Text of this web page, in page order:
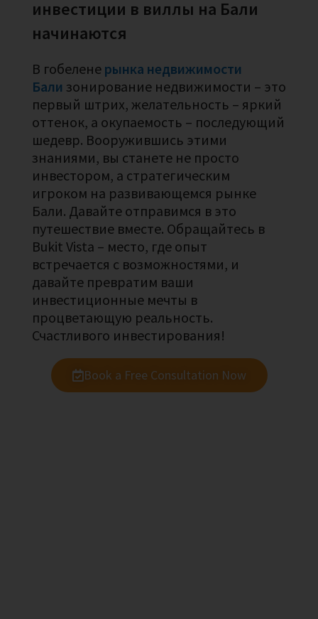
инвестиции в виллы на Бали
начинаются
В гобелене рынка недвижимости
Бали зонирование недвижимости – это
первый штрих, желательность – яркий
оттенок, а окупаемость – последующий
шедевр. Вооружившись этими
знаниями, вы станете не просто
инвестором, а стратегическим
игроком на развивающемся рынке
Бали. Давайте отправимся в это
путешествие вместе. Обращайтесь в
Bukit Vista – место, где опыт
встречается с возможностями, и
давайте превратим ваши
инвестиционные мечты в
процветающую реальность.
Счастливого инвестирования!
Book a Free Consultation Now